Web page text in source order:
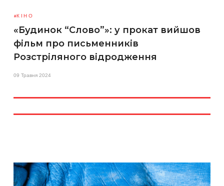
КІНО
«Будинок “Слово”»: у прокат вийшов
фільм про письменників
Розстріляного відродження
09 Травня 2024